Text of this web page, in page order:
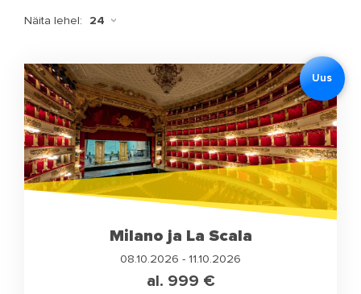
Näita lehel:
Uus
Milano ja La Scala
08.10.2026 - 11.10.2026
al. 999 €